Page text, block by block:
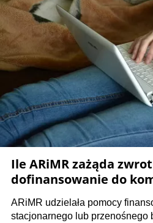
Ile ARiMR zażąda
dofinansowanie do
ARiMR udzielała pomocy
stacjonarnego lub przenoś­nego